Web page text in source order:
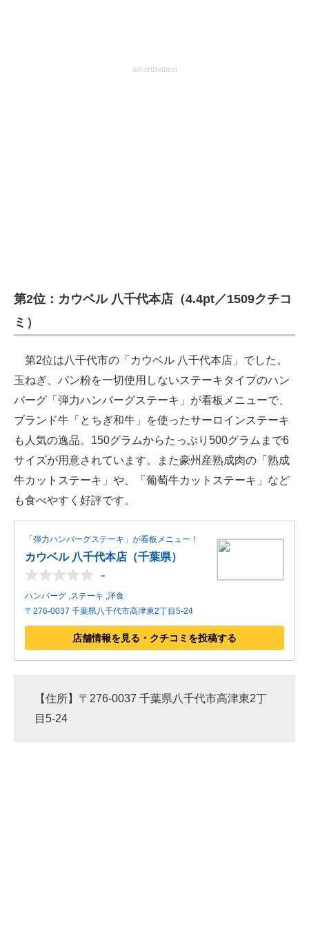
advertisement
第2位：カウベル 八千代本店（4.4pt／1509クチコ
ミ）
第2位は八千代市の「カウベル 八千代本店」でした。
玉ねぎ、パン粉を一切使用しないステーキタイプのハン
バーグ「弾力ハンバーグステーキ」が看板メニューで、
ブランド牛「とちぎ和牛」を使ったサーロインステーキ
も人気の逸品。150グラムからたっぷり500グラムまで6
サイズが用意されています。また豪州産熟成肉の「熟成
牛カットステーキ」や、「葡萄牛カットステーキ」など
も食べやすく好評です。
「弾力ハンバーグステーキ」が看板メニュー！
カウベル 八千代本店（千葉県）
-
ハンバーグ ,ステーキ ,洋食
〒276-0037 千葉県八千代市高津東2丁目5-24
店舗情報を見る・クチコミを投稿する
【住所】〒276-0037 千葉県八千代市高津東2丁
目5-24